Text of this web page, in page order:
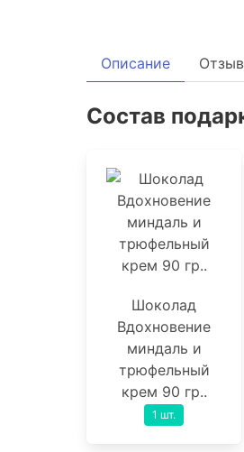
Описание
Состав
Шоколад
Вдохновение
миндаль и
трюфельный
крем 90 гр..
1 шт.